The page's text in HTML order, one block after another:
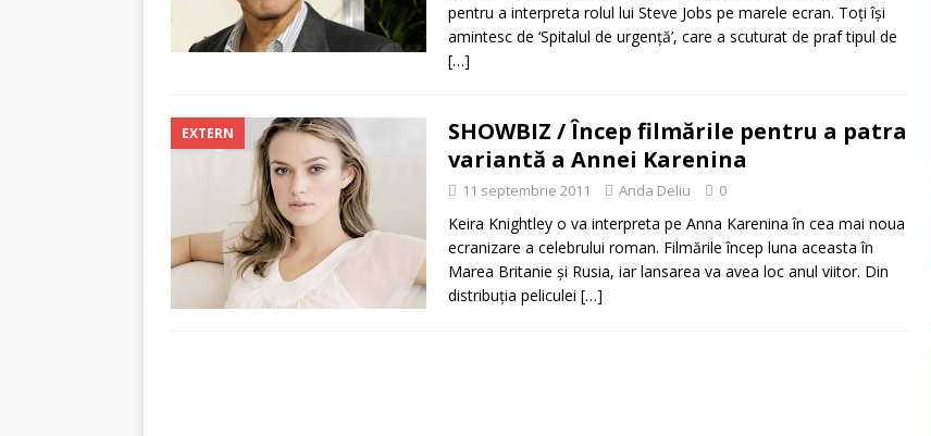
pentru a interpreta rolul lui Steve Jobs pe marele ecran. Toţi îşi
amintesc de ‘Spitalul de urgenţă’, care a scuturat de praf tipul de
[…]
EXTERN
SHOWBIZ / Încep filmările pentru a patra
variantă a Annei Karenina
11 septembrie 2011 Anda Deliu 0
Keira Knightley o va interpreta pe Anna Karenina în cea mai noua
ecranizare a celebrului roman. Filmările încep luna aceasta în
Marea Britanie şi Rusia, iar lansarea va avea loc anul viitor. Din
distribuţia peliculei […]